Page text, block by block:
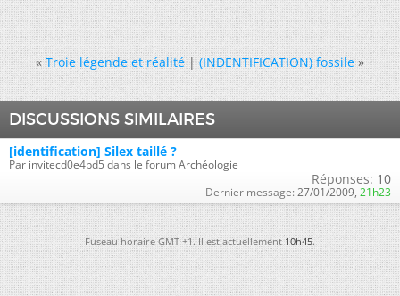
« Troie légende et réalité|(INDENTIFICATION) fossile »
DISCUSSIONS SIMILAIRES
[identification] Silex taillé ?
Par invitecd0e4bd5 dans le forum Archéologie
Réponses: 10
Dernier message: 27/01/2009, 21h23
Fuseau horaire GMT +1. Il est actuellement 10h45.